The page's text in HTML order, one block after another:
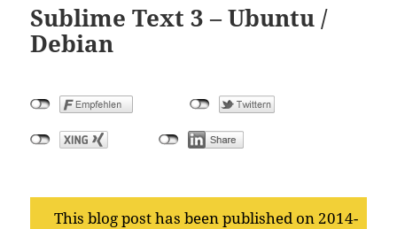
Sublime Text 3 – Ubuntu /
Debian
This blog post has been published on 2014-